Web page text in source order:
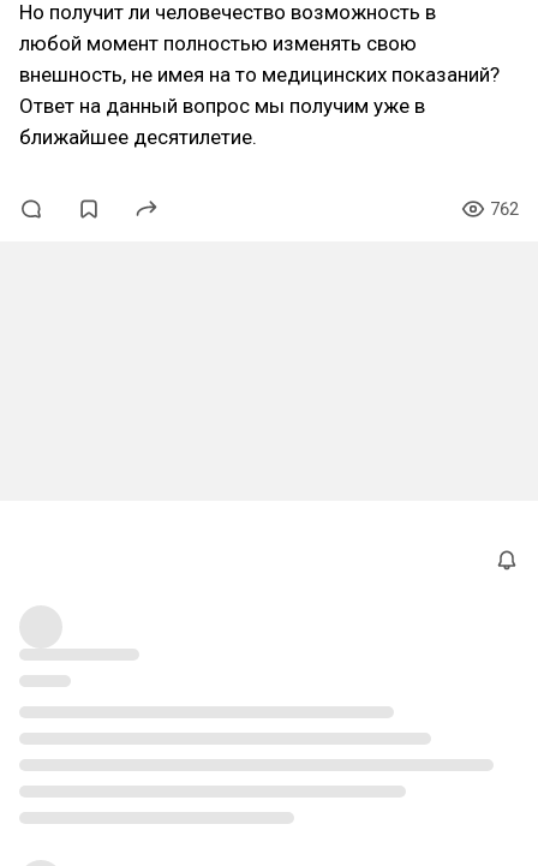
Но получит ли человечество возможность в
любой момент полностью изменять свою
внешность, не имея на то медицинских показаний?
Ответ на данный вопрос мы получим уже в
ближайшее десятилетие.
762